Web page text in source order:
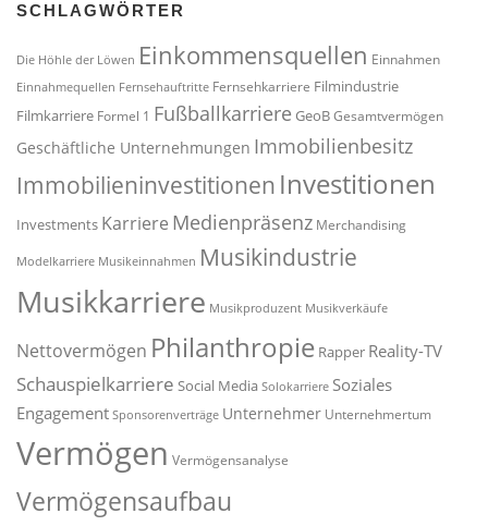
SCHLAGWÖRTER
Die Höhle der Löwen Einkommensquellen Einnahmen
Einnahmequellen Fernsehauftritte Fernsehkarriere Filmindustrie
Filmkarriere Formel 1 Fußballkarriere GeoBGesamtvermögen
Geschäftliche Unternehmungen Immobilienbesitz
Immobilieninvestitionen Investitionen
Investments Karriere Medienpräsenz Merchandising
Modelkarriere Musikeinnahmen Musikindustrie
Musikkarriere Musikproduzent Musikverkäufe
Nettovermögen Philanthropie Rapper Reality-TV
Schauspielkarriere Social Media Solokarriere Soziales
Engagement Sponsorenverträge Unternehmer Unternehmertum
Vermögen Vermögensanalyse
Vermögensaufbau